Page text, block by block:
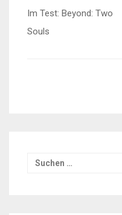
Im Test: Beyond: Two
Souls
Suchen